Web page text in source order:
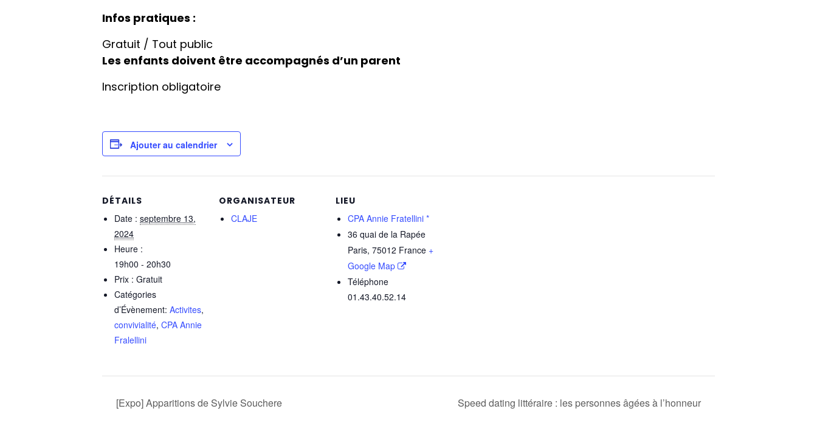
Infos pratiques :
Gratuit / Tout public
Les enfants doivent être accompagnés d’un parent
Inscription obligatoire
Ajouter au calendrier
DÉTAILS
Date : septembre 13,
2024
Heure :
19h00 - 20h30
Prix : Gratuit
Catégories
d’Évènement: Activites,
convivialité, CPA Annie
Fralellini
ORGANISATEUR
CLAJE
LIEU
CPA Annie Fratellini *
36 quai de la Rapée
Paris, 75012 France +
Google Map
Téléphone
01.43.40.52.14
[Expo] Apparitions de Sylvie Souchere Speed dating littéraire : les personnes âgées à l’honneur